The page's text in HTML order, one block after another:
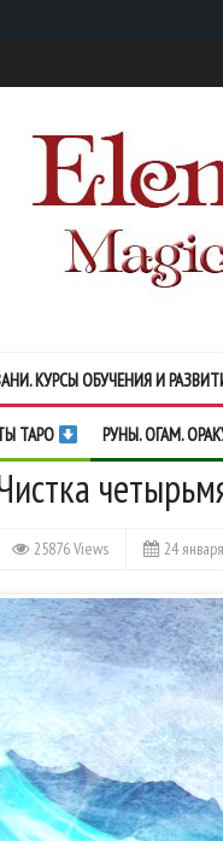
КУРСЫ ОБУЧЕНИЯ И
ТАРО РУНЫ. ОГАМ.
25876 Views 24